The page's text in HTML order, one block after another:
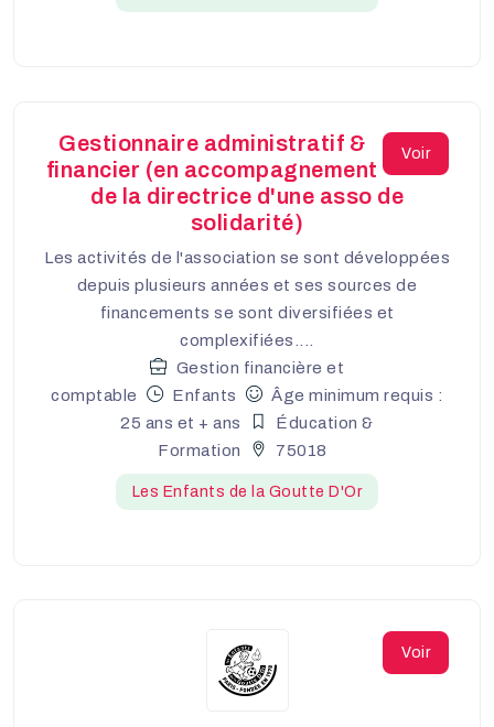
Voir
Gestionnaire administratif &
financier (en accompagnement
de la directrice d'une asso de
solidarité)
Les activités de l'association se sont développées
depuis plusieurs années et ses sources de
financements se sont diversifiées et
complexifiées....
Gestion financière et
comptable
Enfants
Âge minimum requis :
25 ans et + ans
Éducation &
Formation
75018
Les Enfants de la Goutte D'Or
Voir